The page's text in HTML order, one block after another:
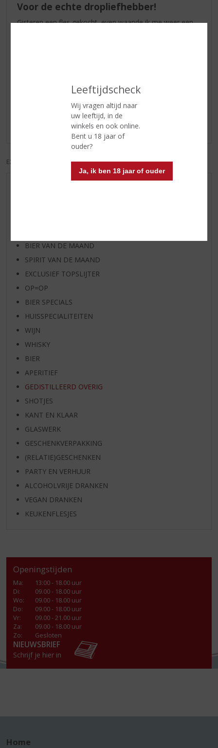
Leeftijdscheck
Wij vragen altijd naar
uw leeftijd, in de
winkels en ook online.
Bent u 18 jaar of
ouder?
Ja, ik ben 18 jaar of ouder
Voor de echte dropliefhebber!
Gisteren een fles gekocht, even waande ik me weer een
gevoel dat ik een zak drop op heb gegeten. Als je van
zoute drop/salmiak houdt echt een keer proberen, véél
lekkerder dan zijn zachtere zusje (ook lekker!!) Tip: drink er
venkelthee en ijskoud water bij. Ik zou niet weten wat je
erbij kan eten, mss pepermunt(likeur)?
EXCL. BTW INCL. BTW
BIER VAN DE MAAND
SPIRIT VAN DE MAAND
EXCLUSIEF TOPSLIJTER
OP=OP
BIER SPECIALS
HUISSPECIALITEITEN
WIJN
WHISKY
BIER
APERITIEF
GEDISTILLEERD OVERIG
SHOTJES
KANT EN KLAAR
GLASWERK
GESCHENKVERPAKKING
(RELATIE)GESCHENKEN
PARTY EN VERHUUR
ALCOHOLVRIJE DRANKEN
VEGAN DRANKEN
KEUKENFLESJES
Openingstijden
Ma:
13:00 - 18.00 uur
Di:
09.00 - 18.00 uur
Wo:
09.00 - 18.00 uur
Do:
09.00 - 18.00 uur
Vr:
09.00 - 21.00 uur
Za:
09.00 - 18.00 uur
Zo:
Gesloten
NIEUWSBRIEF
Schrijf je hier in
Home